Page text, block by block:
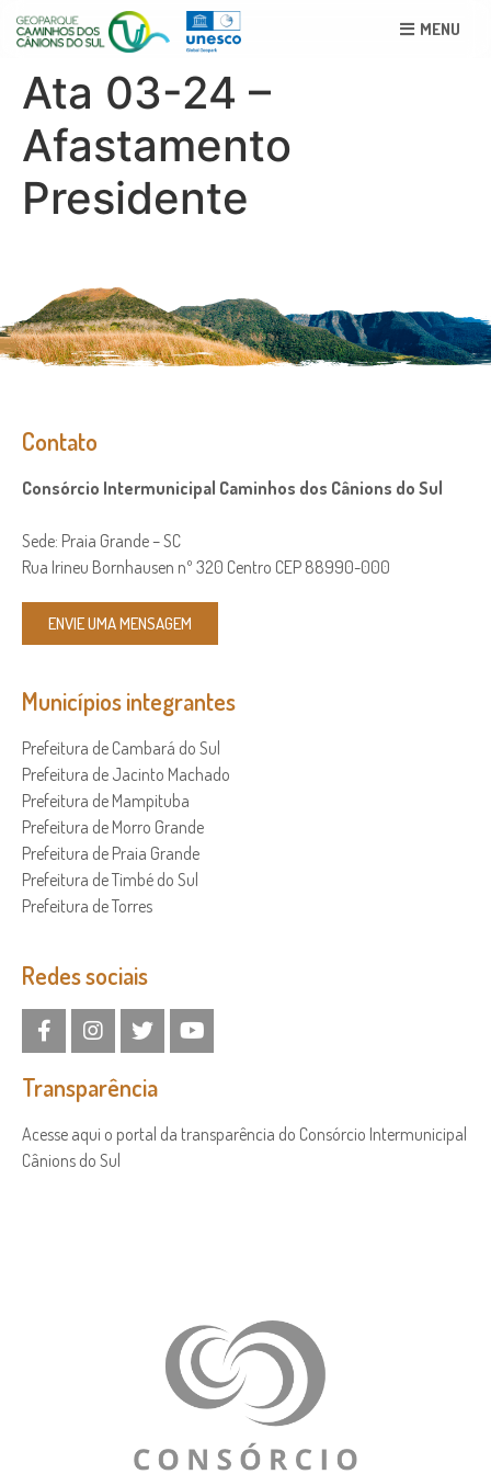
MENU
Ata 03-24 –
Afastamento
Presidente
Contato
Consórcio Intermunicipal Caminhos dos Cânions do Sul
Sede: Praia Grande – SC
Rua Irineu Bornhausen nº 320 Centro CEP 88990-000
ENVIE UMA MENSAGEM
Municípios integrantes
Prefeitura de Cambará do Sul
Prefeitura de Jacinto Machado
Prefeitura de Mampituba
Prefeitura de Morro Grande
Prefeitura de Praia Grande
Prefeitura de Timbé do Sul
Prefeitura de Torres
Redes sociais
Transparência
Acesse aqui o portal da transparência do Consórcio Intermunicipal
Cânions do Sul